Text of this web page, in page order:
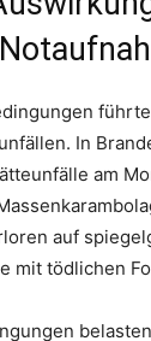
In
am
auf
mit tödlichen